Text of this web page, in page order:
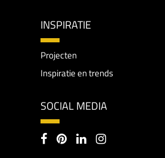
INSPIRATIE
Projecten
Inspiratie en trends
SOCIAL MEDIA